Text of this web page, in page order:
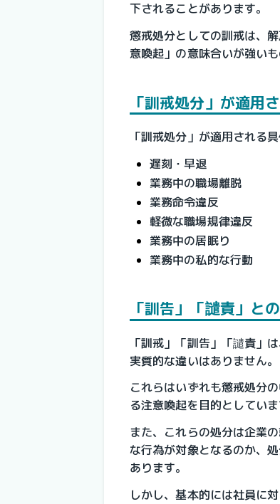
下されることがあります。
懲戒処分としての訓戒は、
意喚起」の意味合いが強いも
「訓戒処分」が適用
「訓戒処分」が適用される
遅刻・早退
業務中の職場離脱
業務命令違反
軽微な職場規律違反
業務中の居眠り
業務中の私的な行動
「訓告」「譴責」と
「訓戒」「訓告」「譴責」
実質的な違いはありません。
これらはいずれも懲戒処分
る注意喚起を目的としていま
また、これらの処分は企業
な行為が対象となるのか、
あります。
しかし、基本的には社員に